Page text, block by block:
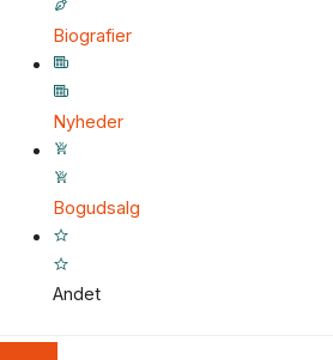
Biografier
Nyheder
Bogudsalg
Andet